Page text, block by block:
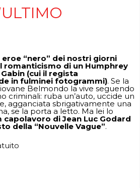
“nero” dei nostri giorni
romanticismo di un Humphrey
(cui il regista
in fulminei fotogrammi). Se la
Belmondo la vive seguendo
criminali: ruba un’auto, uccide un
agganciata sbrigativamente una
se la porta a letto. Ma lei lo
capolavoro di Jean Luc Godard
della “Nouvelle Vague”.